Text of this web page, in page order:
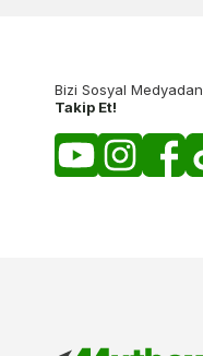
Bizi Sosyal Medyadan
Takip Et!